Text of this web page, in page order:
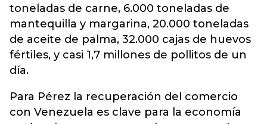
toneladas de carne, 6.000 toneladas de
mantequilla y margarina, 20.000 toneladas
de aceite de palma, 32.000 cajas de huevos
fértiles, y casi 1,7 millones de pollitos de un
día.
Para Pérez la recuperación del comercio
con Venezuela es clave para la economía